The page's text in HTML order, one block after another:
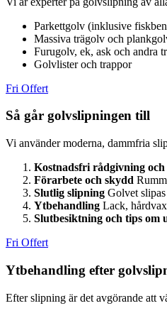
Parkettgolv (inklusive
Massiva trägolv och
Furugolv, ek, ask och andra
Golvlister och trappor
Fri Offert
Så går golvslipningen till
Vi använder moderna, dammfria
Kostnadsfri rådgivning
Förarbete och skydd
Slutlig slipning Golvet
Ytbehandling Lack,
Slutbesiktning och tips om
Fri Offert
Ytbehandling efter
Efter slipning är det avgörande att